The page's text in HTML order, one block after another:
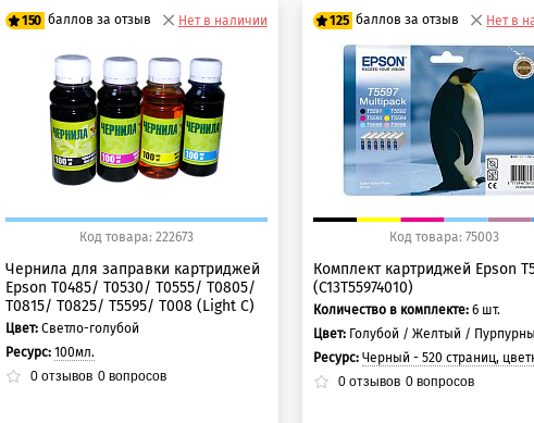
150 баллов за отзыв
125 баллов
150 баллов
Нет в наличии
Код товара: 222673
Чернила для заправки картриджей
Epson T0485/ T0530/ T0555/ T0805/
T0815/ T0825/ T5595/ T008 (Light C)
Цвет: Светло-голубой
Ресурс: 100мл.
0отзывов 0вопросов
125 баллов за отзыв
100 баллов
125 баллов
Нет в
Код товара: 75003
Комплект картриджей Epson
(C13T55974010)
Количество в комплекте: 6 шт.
Цвет: Голубой / Желтый / Пурпурный / Светло-голубой / Светло-
Ресурс:Черный - 520 страниц, цветные - 515
0 отзывов 0 вопросов